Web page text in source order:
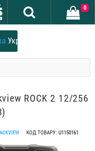
Українська
0
ROCK 2 12/256
КОД ТОВАРУ: U1150161